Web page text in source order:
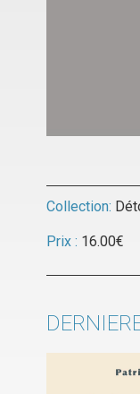
Collection:
Prix : 16.00€